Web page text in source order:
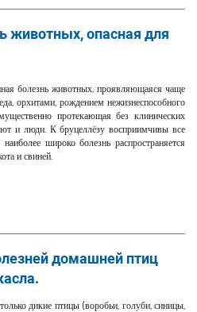
животных, опасная для
болезнь животных, проявляющаяся чаще
орхитами, рождением нежизнеспособного
протекающая без клинических
и люди. К бруцеллёзу восприимчивы все
широко болезнь распространяется
и свиней.
домашней птиц
дикие птицы (воробьи, голуби, синицы,